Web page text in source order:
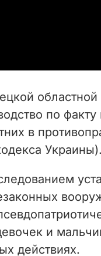
i
d
o
по
в
Украины).
и
действиях.